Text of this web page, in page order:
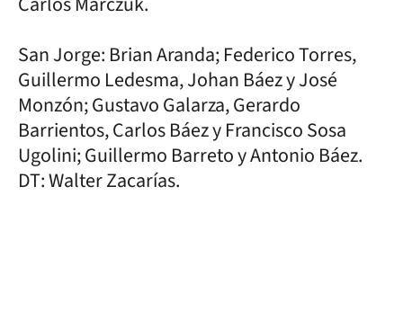
San Jorge: Brian Aranda; Federico Torres,
Guillermo Ledesma, Johan Báez y José
Monzón; Gustavo Galarza, Gerardo
Barrientos, Carlos Báez y Francisco Sosa
Ugolini; Guillermo Barreto y Antonio Báez.
DT: Walter Zacarías.